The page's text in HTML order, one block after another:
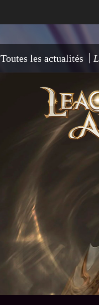
Toutes les actualités